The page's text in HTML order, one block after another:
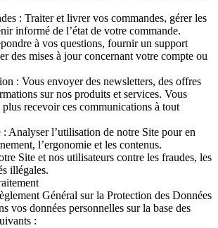
: Traiter et livrer vos commandes, gérer les
informé de l’état de votre commande.
à vos questions, fournir un support
des mises à jour concernant votre compte ou
: Vous envoyer des newsletters, des offres
sur nos produits et services. Vous
recevoir ces communications à tout
Analyser l’utilisation de notre Site pour en
l’ergonomie et les contenus.
Site et nos utilisateurs contre les fraudes, les
illégales.
Général sur la Protection des Données
vos données personnelles sur la base des
: